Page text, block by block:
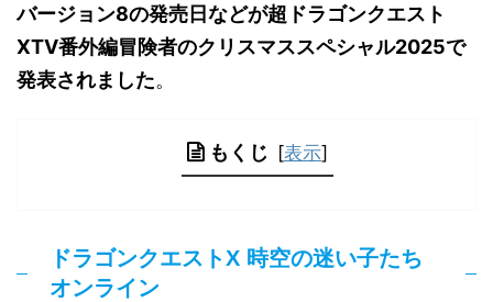
バージョン8の発売日などが超ドラゴンクエスト
XTV番外編冒険者のクリスマススペシャル2025で
発表されました。
もくじ [表示]
ドラゴンクエストX 時空の迷い子たち
オンライン